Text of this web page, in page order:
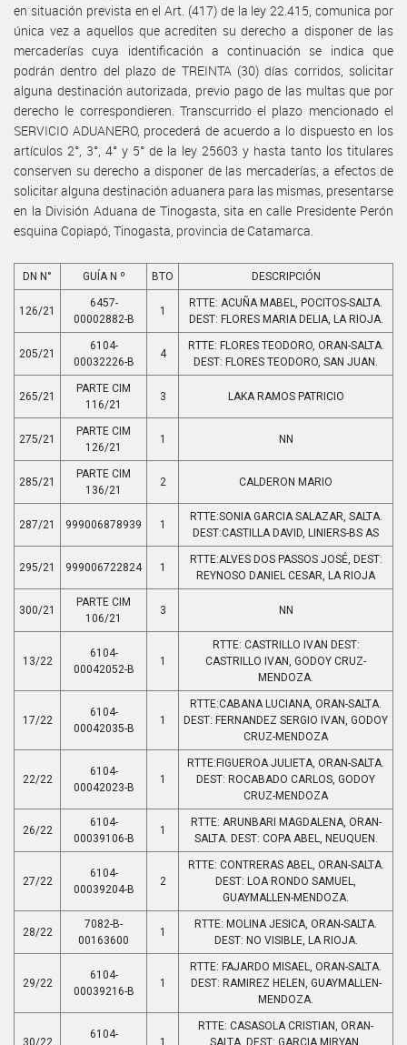
en situación prevista en el Art. (417) de la ley 22.415, comunica por
única vez a aquellos que acrediten su derecho a disponer de las
mercaderías cuya identificación a continuación se indica que
podrán dentro del plazo de TREINTA (30) días corridos, solicitar
alguna destinación autorizada, previo pago de las multas que por
derecho le correspondieren. Transcurrido el plazo mencionado el
SERVICIO ADUANERO, procederá de acuerdo a lo dispuesto en los
artículos 2°, 3°, 4° y 5° de la ley 25603 y hasta tanto los titulares
conserven su derecho a disponer de las mercaderías, a efectos de
solicitar alguna destinación aduanera para las mismas, presentarse
en la División Aduana de Tinogasta, sita en calle Presidente Perón
esquina Copiapó, Tinogasta, provincia de Catamarca.
DN N° GUÍA N º BTO DESCRIPCIÓN
126/21
6457-
00002882-B
1
RTTE: ACUÑA MABEL, POCITOS-SALTA.
DEST: FLORES MARIA DELIA, LA RIOJA.
205/21
6104-
00032226-B
4
RTTE: FLORES TEODORO, ORAN-SALTA.
DEST: FLORES TEODORO, SAN JUAN.
265/21
PARTE CIM
116/21
3 LAKA RAMOS PATRICIO
275/21
PARTE CIM
126/21
1 NN
285/21
PARTE CIM
136/21
2 CALDERON MARIO
287/21 999006878939 1
RTTE:SONIA GARCIA SALAZAR, SALTA.
DEST:CASTILLA DAVID, LINIERS-BS AS
295/21 999006722824 1
RTTE:ALVES DOS PASSOS JOSÉ, DEST:
REYNOSO DANIEL CESAR, LA RIOJA
300/21
PARTE CIM
106/21
3 NN
13/22
6104-
00042052-B
1
RTTE: CASTRILLO IVAN DEST:
CASTRILLO IVAN, GODOY CRUZ-
MENDOZA.
17/22
6104-
00042035-B
1
RTTE:CABANA LUCIANA, ORAN-SALTA.
DEST: FERNANDEZ SERGIO IVAN, GODOY
CRUZ-MENDOZA
22/22
6104-
00042023-B
1
RTTE:FIGUEROA JULIETA, ORAN-SALTA.
DEST: ROCABADO CARLOS, GODOY
CRUZ-MENDOZA
26/22
6104-
00039106-B
1
RTTE: ARUNBARI MAGDALENA, ORAN-
SALTA. DEST: COPA ABEL, NEUQUEN.
27/22
6104-
00039204-B
2
RTTE: CONTRERAS ABEL, ORAN-SALTA.
DEST: LOA RONDO SAMUEL,
GUAYMALLEN-MENDOZA.
28/22
7082-B-
00163600
1
RTTE: MOLINA JESICA, ORAN-SALTA.
DEST: NO VISIBLE, LA RIOJA.
29/22
6104-
00039216-B
1
RTTE: FAJARDO MISAEL, ORAN-SALTA.
DEST: RAMIREZ HELEN, GUAYMALLEN-
MENDOZA.
30/22
6104-
1
RTTE: CASASOLA CRISTIAN, ORAN-
SALTA. DEST: GARCIA MIRYAN,